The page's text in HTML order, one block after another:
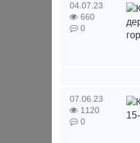
04.07.23
660
0
07.06.23
1120
0